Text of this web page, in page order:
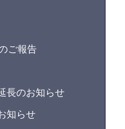
ご報告
長のお知らせ
知らせ